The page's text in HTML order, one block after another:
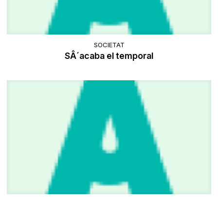
SOCIETAT
SÂ´acaba el temporal